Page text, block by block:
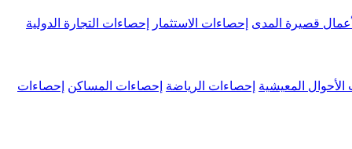
قصيرة المدى إحصاءات الاستثمار إحصاءات التجارة الدولية
الأحوال المعيشية إحصاءات الرياضة إحصاءات المساكن إحصاءات